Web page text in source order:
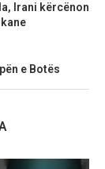
Irani kërcënon
e Botës